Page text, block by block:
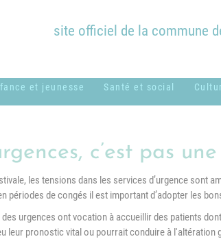
site officiel de la commune
et jeunesse
de loisirs
- MUSICAVI
élémentaire
Santé et social
CCAS
Centres sociaux
Logement
c’est pas
les tensions dans les services d’urgence sont
périodes de congés il est important d’adopter les
urgences ont vocation à accueillir des patients
leur pronostic vital ou pourrait conduire à l'altération